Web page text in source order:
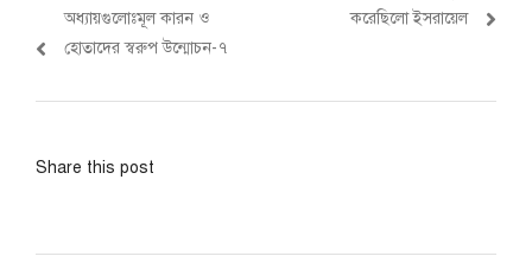
অধ্যায়গুলোঃমূল কারন ও
হোতাদের স্বরুপ উন্মোচন-৭
করেছিলো ইসরায়েল
Share this post